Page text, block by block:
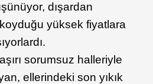
dışardan
yüksek fiyatlara
sorumsuz halleriyle
ellerindeki son yıkık